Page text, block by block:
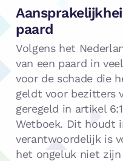
paard
Volgens het
van een paard in
voor de schade die
geldt voor bezitters
geregeld in artikel
Wetboek. Dit houdt
verantwoordelijk is
het ongeluk niet